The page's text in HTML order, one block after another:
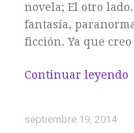
Relatos
novela; El otro
fantasía,
ficción. Ya que
Continuar leyendo
septiembre 19, 2014